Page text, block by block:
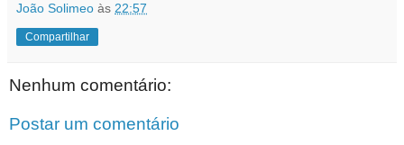
João Solimeo às 22:57
Compartilhar
Nenhum comentário:
Postar um comentário